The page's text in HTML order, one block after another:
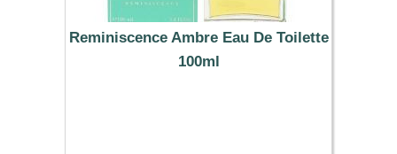
Reminiscence Ambre Eau De Toilette
100ml